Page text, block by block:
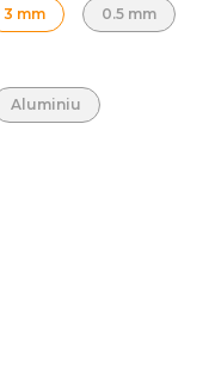
3 mm 0.5 mm
Aluminiu